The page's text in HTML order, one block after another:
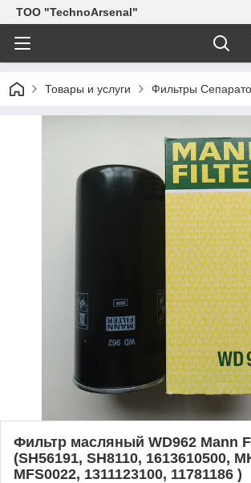
ТОО "TechnoArsenal"
Товары и услуги Фильтры
Фильтр масляный WD962 Mann
(SH56191, SH8110, 1613610500,
MFS0022, 1311123100, 11781186 )